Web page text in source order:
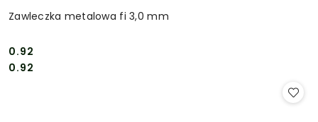
Zawleczka metalowa fi 3,0 mm
Cena:
0.92
Cena:
0.92